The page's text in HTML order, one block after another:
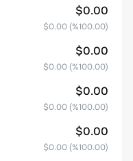
$0.00
$0.00 (%100.00)
$0.00
$0.00 (%100.00)
$0.00
$0.00 (%100.00)
$0.00
$0.00 (%100.00)